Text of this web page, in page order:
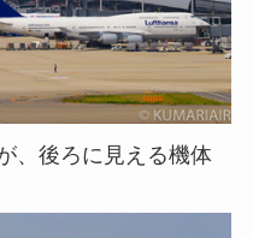
、後ろに見える機体